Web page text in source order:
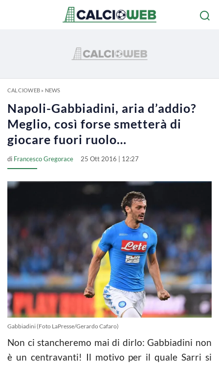
CALCIOWEB» NEWS
Napoli-Gabbiadini, aria d’addio?
Meglio, così forse smetterà di
giocare fuori ruolo…
di Francesco Gregorace 25 Ott 2016 | 12:27
Gabbiadini (Foto LaPresse/Gerardo Cafaro)
Non ci stancheremo mai di dirlo: Gabbiadini non
è un centravanti! Il motivo per il quale Sarri si